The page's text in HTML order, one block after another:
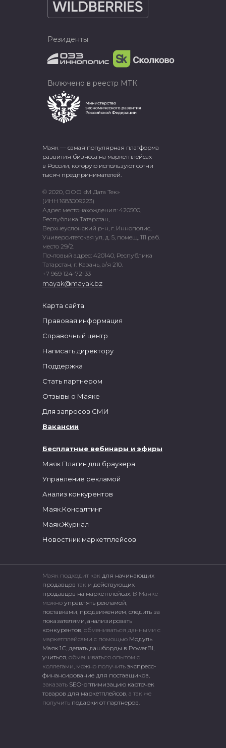
Маяк — самая популярная платформа
развития бизнеса на маркетплейсах
в России, которую используют сотни
тысяч предпринимателей.
© 2020, ООО «М Дата Тек»
(ИНН 1683009223)
Адрес местонахождения: 420500,
Республика Татарстан,
Верхнеуслонский р-н, г. Иннополис,
Университетская ул, д. 5, помещ. 111 раб.
место 29/2.
Почтовый адрес: 420140, Республика
Татарстан, г. Казань, а/я 210.
+7 969 124-72-33
mayak@mayak.bz
Бесплатные вебинары и эфиры
Маяк Плагин для браузера
Управление рекламой
Анализ конкурентов
Маяк.Консалтинг
Маяк.Журнал
Новостник маркетплейсов
Карта сайта
Правовая информация
Справочный центр
Написать директору
Поддержка
Стать партнером
Отзывы о Маяке
Для запросов СМИ
Вакансии
Резиденты
Включено в реестр МТК
Маяк подходит как для начинающих
продавцов так и действующих
продавцов на маркетплейсах. В Маяке
можно управлять рекламой
поставками продвижением следить за
показателями анализировать
конкурентов , обмениваться данными с
маркетплейсами c помощью Модуль
Маяк.1С делать дашборды в PowerBI
учиться , обмениваться опытом с
коллегами, можно получить экспресс-
финансирование для поставщиков
заказать SEO-оптимизацию карточек
товаров для маркетплейсов , а так же
получить подарки от партнеров